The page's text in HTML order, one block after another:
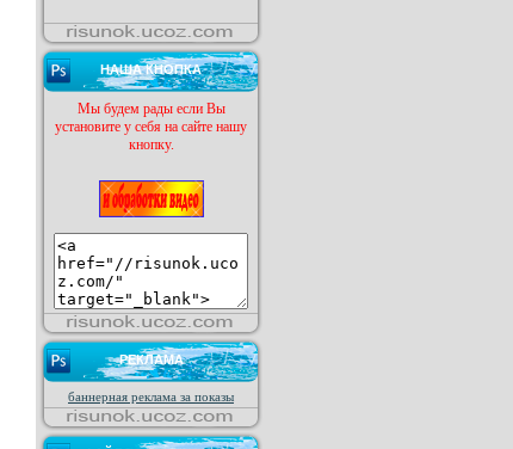
НАША КНОПКА
Мы будем рады если Вы
установите у себя на сайте нашу
кнопку.
РЕКЛАМА
баннерная реклама за показы